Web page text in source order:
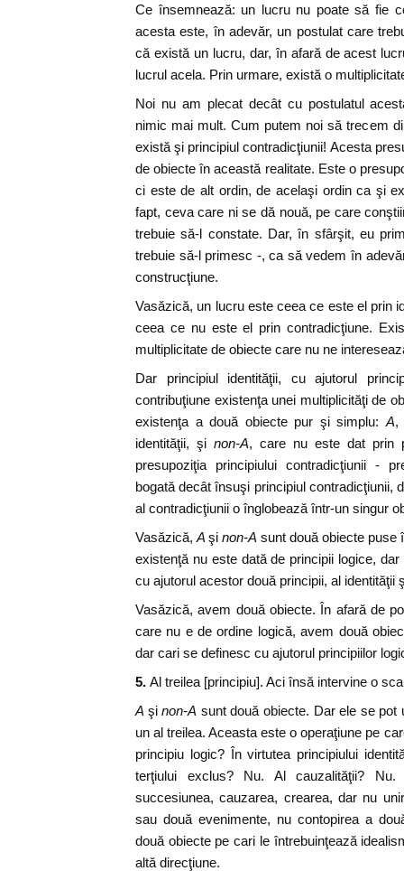
Ce însemnează: un lucru nu poate să fie
acesta este, în adevăr, un postulat care
că există un lucru, dar, în afară de acest
lucrul acela. Prin urmare, există o
Noi nu am plecat decât cu postulatul
nimic mai mult. Cum putem noi să trecem
există şi principiul contradicţiunii! Acesta
de obiecte în această realitate. Este o
ci este de alt ordin, de acelaşi ordin ca şi
fapt, ceva care ni se dă nouă, pe care
trebuie să-l constate. Dar, în sfârşit, eu
trebuie să-l primesc -, ca să vedem în
construcţiune.
Vasăzică, un lucru este ceea ce este el prin
ceea ce nu este el prin contradicţiune.
multiplicitate de obiecte care nu ne
Dar principiul identităţii, cu ajutorul
contribuţiune existenţa unei multiplicităţi de
existenţa a două obiecte pur şi simplu: A,
identităţii, şi non-A, care nu este dat prin
presupoziţia principiului contradicţiunii -
bogată decât însuşi principiul contradicţiunii,
al contradicţiunii o înglobează într-un singur
Vasăzică, A şi non-A sunt două obiecte puse
existenţă nu este dată de principii logice,
cu ajutorul acestor două principii, al identităţii
Vasăzică, avem două obiecte. În afară de
care nu e de ordine logică, avem două
dar cari se definesc cu ajutorul principiilor
5. Al treilea [principiu]. Aci însă intervine o
A şinon-A sunt două obiecte. Dar ele se
un al treilea. Aceasta este o operaţiune pe
principiu logic? În virtutea principiului
terţiului exclus? Nu. Al cauzalităţii? Nu.
succesiunea, cauzarea, crearea, dar nu
sau două evenimente, nu contopirea a
două obiecte pe cari le întrebuinţează
altă direcţiune.